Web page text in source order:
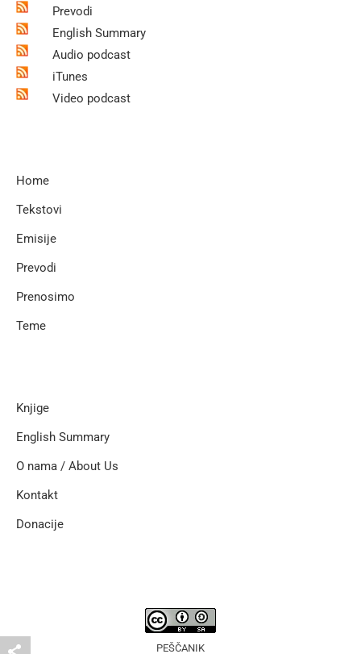
Prevodi
English Summary
Audio podcast
iTunes
Video podcast
Home
Tekstovi
Emisije
Prevodi
Prenosimo
Teme
Knjige
English Summary
O nama / About Us
Kontakt
Donacije
PEŠČANIK